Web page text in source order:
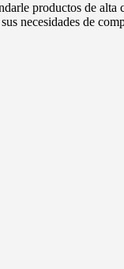
productos de
necesidades de